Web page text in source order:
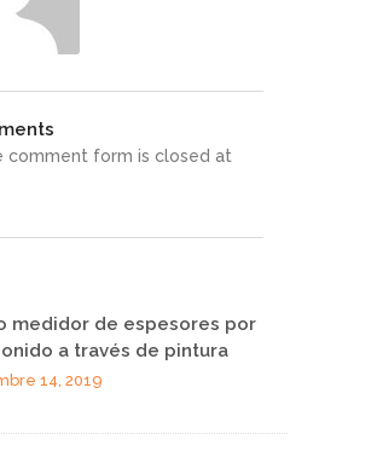
comment form is closed at
medidor de espesores por
a través de pintura
14, 2019